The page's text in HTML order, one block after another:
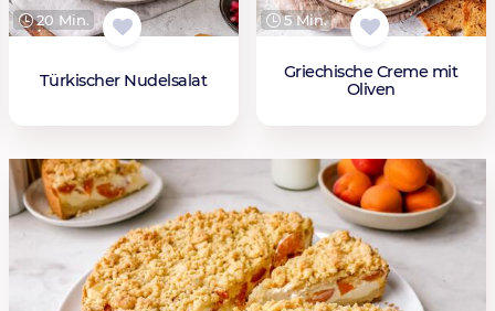
20 Min.
Türkischer Nudelsalat
5 Min.
Griechische Creme mit
Oliven